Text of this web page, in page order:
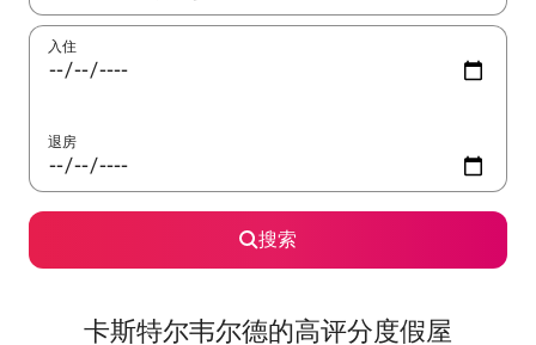
入住
退房
搜索
卡斯特尔韦尔德的高评分度假屋